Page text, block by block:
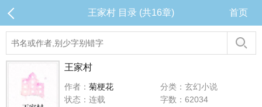
王家村 目录 (共16章) 首页
王家村
作者： 菊梗花
分类：玄幻小说
状态：连载
字数：62034